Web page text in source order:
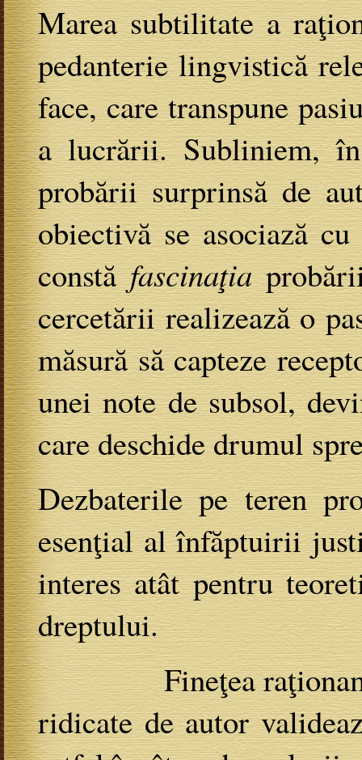
Marea subtilitate a
pedanterie lingvistică
face, care transpune
a lucrării. Subliniem,
probării surprinsă de
obiectivă se asociază
constăfascinaţia
cercetării realizează o
măsură să capteze
unei note de subsol,
care deschide drumul
Dezbaterile pe teren
esenţial al înfăptuirii
interes atât pentru
dreptului.
Fineţea
ridicate de autor